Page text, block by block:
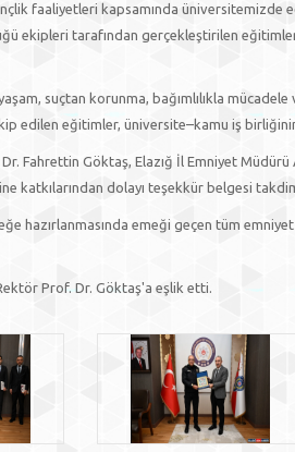
faaliyetleri kapsamında üniversitemizde
ekipleri tarafından gerçekleştirilen
suçtan korunma, bağımlılıkla
edilen eğitimler, üniversite–kamu iş
Fahrettin Göktaş, Elazığ İl Emniyet
katkılarından dolayı teşekkür belgesi
hazırlanmasında emeği geçen tüm
Prof. Dr. Göktaş'a eşlik etti.